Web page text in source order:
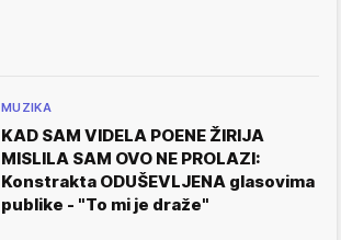
MUZIKA
KAD SAM VIDELA POENE ŽIRIJA
MISLILA SAM OVO NE PROLAZI:
Konstrakta ODUŠEVLJENA glasovima
publike - "To mi je draže"